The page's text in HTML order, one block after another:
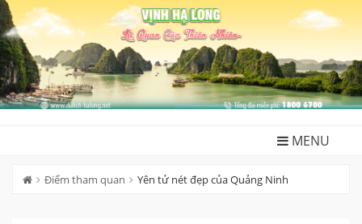
Skip
to
content
MENU
Điểm tham quan Yên tử nét đẹp của Quảng Ninh